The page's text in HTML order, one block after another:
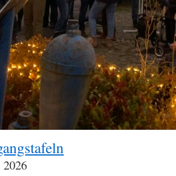
2026